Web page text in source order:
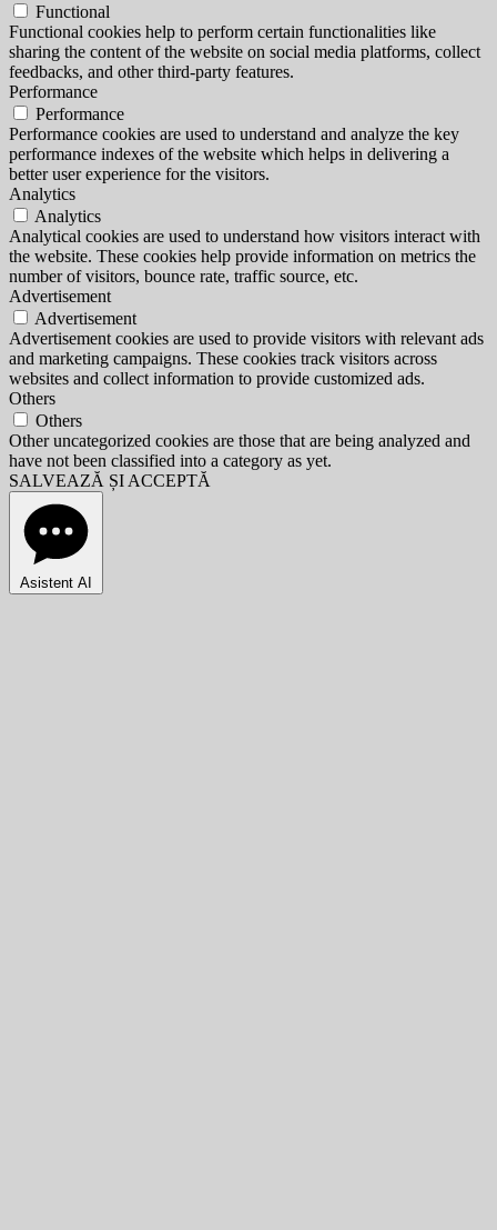
Functional
Functional cookies help to perform certain functionalities like
sharing the content of the website on social media platforms, collect
feedbacks, and other third-party features.
Performance
Performance
Performance cookies are used to understand and analyze the key
performance indexes of the website which helps in delivering a
better user experience for the visitors.
Analytics
Analytics
Analytical cookies are used to understand how visitors interact with
the website. These cookies help provide information on metrics the
number of visitors, bounce rate, traffic source, etc.
Advertisement
Advertisement
Advertisement cookies are used to provide visitors with relevant ads
and marketing campaigns. These cookies track visitors across
websites and collect information to provide customized ads.
Others
Others
Other uncategorized cookies are those that are being analyzed and
have not been classified into a category as yet.
SALVEAZĂ ȘI ACCEPTĂ
Asistent AI